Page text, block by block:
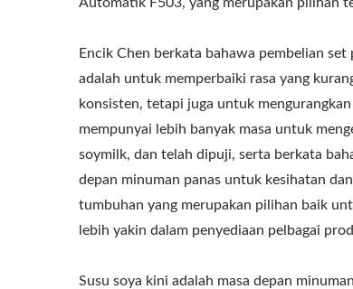
Encik Chen berkata bahawa pembelian
adalah untuk memperbaiki rasa yang
konsisten, tetapi juga untuk
mempunyai lebih banyak masa untuk
soymilk, dan telah dipuji, serta berkata
depan minuman panas untuk kesihatan
tumbuhan yang merupakan pilihan baik
lebih yakin dalam penyediaan pelbagai
Susu soya kini adalah masa depan